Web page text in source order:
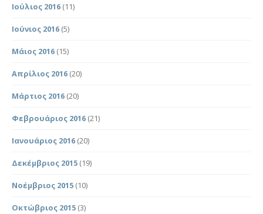
Ιούλιος 2016 (11)
Ιούνιος 2016 (5)
Μάιος 2016 (15)
Απρίλιος 2016 (20)
Μάρτιος 2016 (20)
Φεβρουάριος 2016 (21)
Ιανουάριος 2016 (20)
Δεκέμβριος 2015 (19)
Νοέμβριος 2015 (10)
Οκτώβριος 2015 (3)